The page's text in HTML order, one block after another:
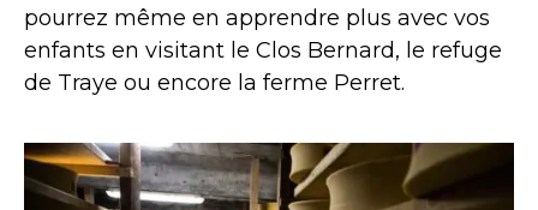
pourrez même en apprendre plus avec vos
enfants en visitant le Clos Bernard, le refuge
de Traye ou encore la ferme Perret.